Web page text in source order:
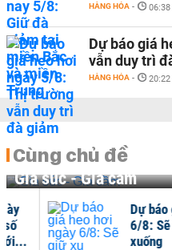
HÀNG HÓA -
Dự báo giá
vẫn duy trì
HÀNG HÓA -
Cùng chủ đề
Gia súc - Gia cầm
Dự báo giá
6/8: Sẽ giữ
xuống